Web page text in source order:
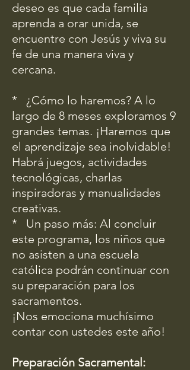
deseo es que cada familia
aprenda a orar unida, se
encuentre con Jesús y viva su
fe de una manera viva y
cercana.
* ¿Cómo lo haremos? A lo
largo de 8 meses exploramos 9
grandes temas. ¡Haremos que
el aprendizaje sea inolvidable!
Habrá juegos, actividades
tecnológicas, charlas
inspiradoras y manualidades
creativas.
* Un paso más: Al concluir
este programa, los niños que
no asisten a una escuela
católica podrán continuar con
su preparación para los
sacramentos.
¡Nos emociona muchísimo
contar con ustedes este año!
Preparación Sacramental: